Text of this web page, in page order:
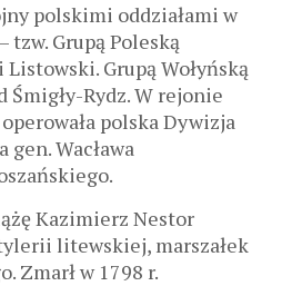
polskimi oddziałami w
tzw. Grupą Poleską
Grupą Wołyńską
Śmigły-Rydz. W rejonie
polska Dywizja
gen. Wacława
Kazimierz Nestor
litewskiej, marszałek
Zmarł w 1798 r.